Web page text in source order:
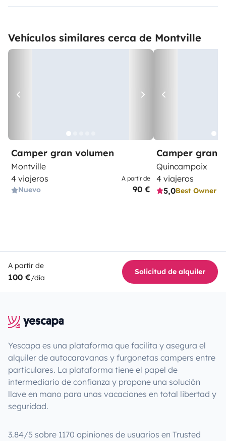
Vehículos similares cerca de Montville
Camper gran volumen
Montville
4 viajeros
Nuevo
A partir de
90 €
Camper gran
Quincampoix
4 viajeros
5,0Best Owner
A partir de
100 €/día
Solicitud de alquiler
Yescapa es una plataforma que facilita y asegura el
alquiler de autocaravanas y furgonetas campers entre
particulares. La plataforma tiene el papel de
intermediario de confianza y propone una solución
llave en mano para unas vacaciones en total libertad y
seguridad.
3.84/5 sobre 1170 opiniones de usuarios en Trusted